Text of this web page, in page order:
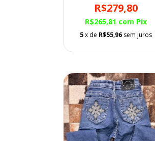
R$279,80
R$265,81 com Pix
5x de R$55,96 sem juros